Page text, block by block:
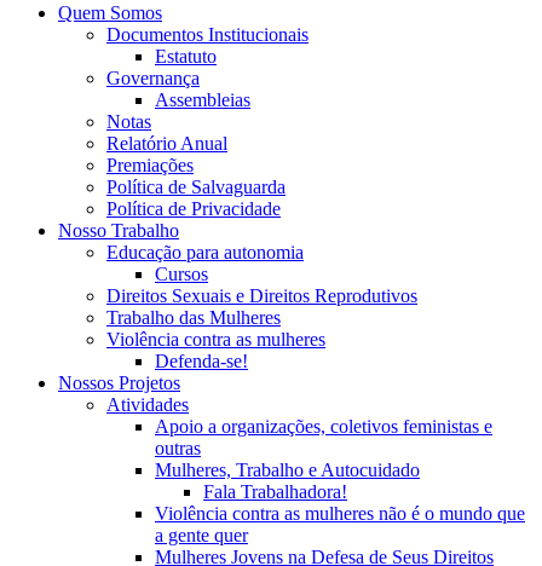
Quem Somos
Documentos Institucionais
Estatuto
Governança
Assembleias
Notas
Relatório Anual
Premiações
Política de Salvaguarda
Política de Privacidade
Nosso Trabalho
Educação para autonomia
Cursos
Direitos Sexuais e Direitos Reprodutivos
Trabalho das Mulheres
Violência contra as mulheres
Defenda-se!
Nossos Projetos
Atividades
Apoio a organizações, coletivos feministas e
outras
Mulheres, Trabalho e Autocuidado
Fala Trabalhadora!
Violência contra as mulheres não é o mundo que
a gente quer
Mulheres Jovens na Defesa de Seus Direitos